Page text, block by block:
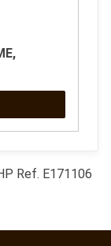
Ref. E171106